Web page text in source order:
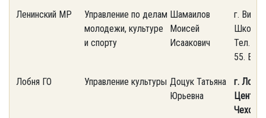
Ленинский МР
Управление по делам
молодежи, культуре
и спорту
Шамаилов
Моисей
Исаакович
г.
Тел.
55. E-
Лобня ГО Управление культуры Доцук Татьяна
Юрьевна
г.
Чехова,